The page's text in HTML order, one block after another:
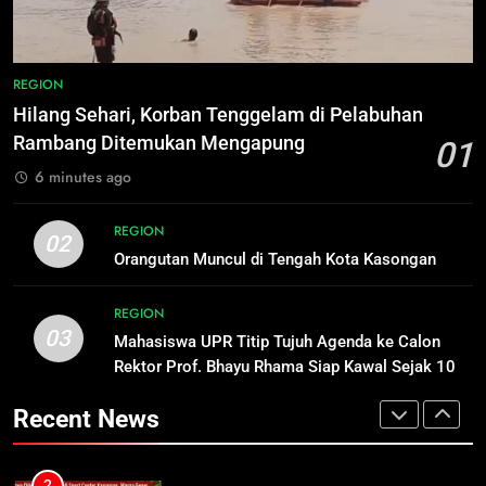
di Pelabuhan Rambang Ditemukan
Mengapung
REGION
Kasongan
3
Mahasiswa UPR Titip Tujuh
Bhayu Rhama Siap Kawal Sejak
100 Hari Pertama
4
REGION
Hilang Sehari, Korban Tenggelam di Pelabuhan
Rambang Ditemukan Mengapung
01
6 minutes ago
02
REGION
Orangutan Muncul di Tengah Kota Kasongan
03
REGION
Mahasiswa UPR Titip Tujuh Agenda ke Calon
Rektor Prof. Bhayu Rhama Siap Kawal Sejak 100
Recent News
Pertamina Targetkan Antrean di
SPBU Sampit Segera Terurai
ECONOMY
1
di Pelabuhan Rambang Ditemukan
REGION
2
Orangutan Muncul di Tengah Kota